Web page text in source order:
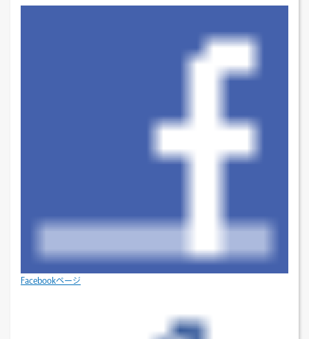
Facebookページ